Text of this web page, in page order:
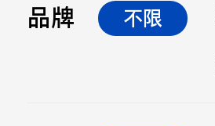
品牌 不限